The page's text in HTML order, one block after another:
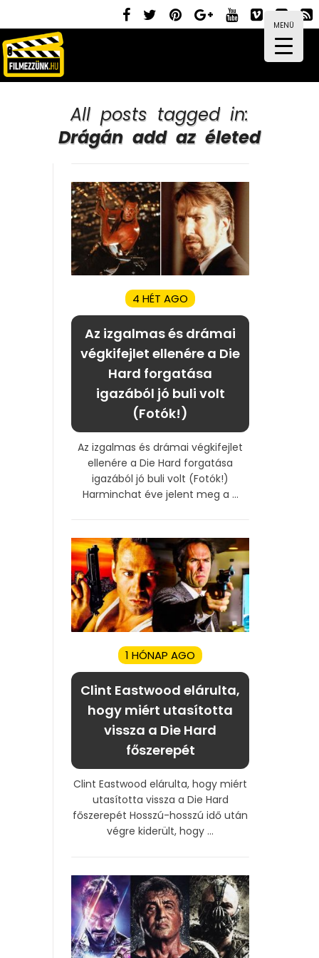
MENÜ
All posts tagged in:
Drágán add az életed
4 HÉT AGO
Az izgalmas és drámai
végkifejlet ellenére a Die
Hard forgatása
igazából jó buli volt
(Fotók!)
Az izgalmas és drámai végkifejlet
ellenére a Die Hard forgatása
igazából jó buli volt (Fotók!)
Harminchat éve jelent meg a ...
1 HÓNAP AGO
Clint Eastwood elárulta,
hogy miért utasította
vissza a Die Hard
főszerepét
Clint Eastwood elárulta, hogy miért
utasította vissza a Die Hard
főszerepét Hosszú-hosszú idő után
végre kiderült, hogy ...